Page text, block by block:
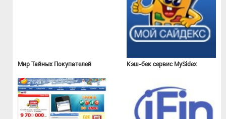
Мир Тайных Покупателей Кэш-бек сервис MySidex